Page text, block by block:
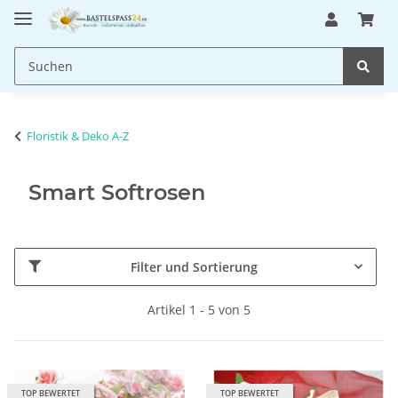
Floristik & Deko A-Z
Smart Softrosen
Filter und Sortierung
Artikel 1 - 5 von 5
TOP BEWERTET TOP BEWERTET